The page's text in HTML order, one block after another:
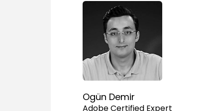
Ogün Demir
Adobe Certified Expert